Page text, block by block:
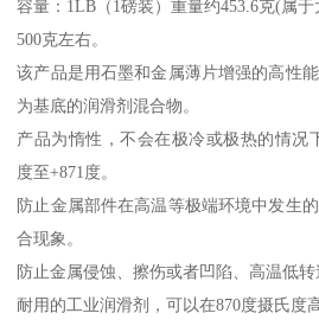
容量：1LB（1磅装）重量约453.6克(属
500克左右。
该产品是用石墨和金属薄片增强的高性
为基底的润滑剂混合物。
产品为惰性，不会在极冷或极热的情况
度至+871度。
防止金属部件在高温等极端环境中发生
合现象。
防止金属侵蚀、擦伤或者凹陷、高温低转
耐用的工业润滑剂，可以在870度摄氏度